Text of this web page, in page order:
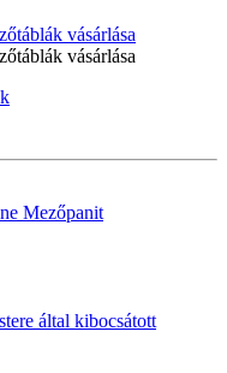
vásárlása
vásárlása
Mezőpanit
által kibocsátott